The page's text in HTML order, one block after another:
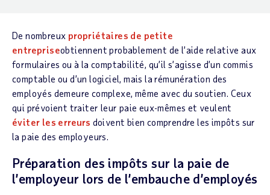
De nombreux propriétaires de petite
entrepriseobtiennent probablement de l’aide relative aux
formulaires ou à la comptabilité, qu’il s’agisse d’un commis
comptable ou d’un logiciel, mais la rémunération des
employés demeure complexe, même avec du soutien. Ceux
qui prévoient traiter leur paie eux-mêmes et veulent
éviter les erreurs doivent bien comprendre les impôts sur
la paie des employeurs.
Préparation des impôts sur la paie de
l’employeur lors de l’embauche d’employés